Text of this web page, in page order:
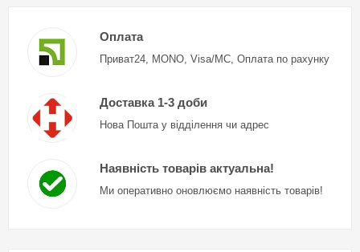
Оплата
Приват24, MONO, Visa/MC, Оплата по рахунку
Доставка 1-3 доби
Нова Пошта у відділення чи адрес
Наявність товарів актуальна!
Ми оперативно оновлюємо наявність товарів!